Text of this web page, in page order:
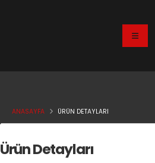
ANASAYFA ÜRÜN DETAYLARI
Ürün Detayları